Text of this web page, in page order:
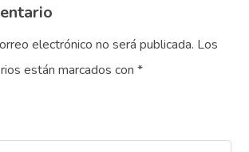
electrónico no será publicada. Los
están marcados con*